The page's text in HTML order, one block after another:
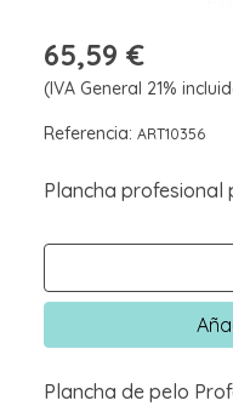
65,59 €
(IVA General 21%
Referencia: ART10356
Plancha profesional
Plancha de pelo